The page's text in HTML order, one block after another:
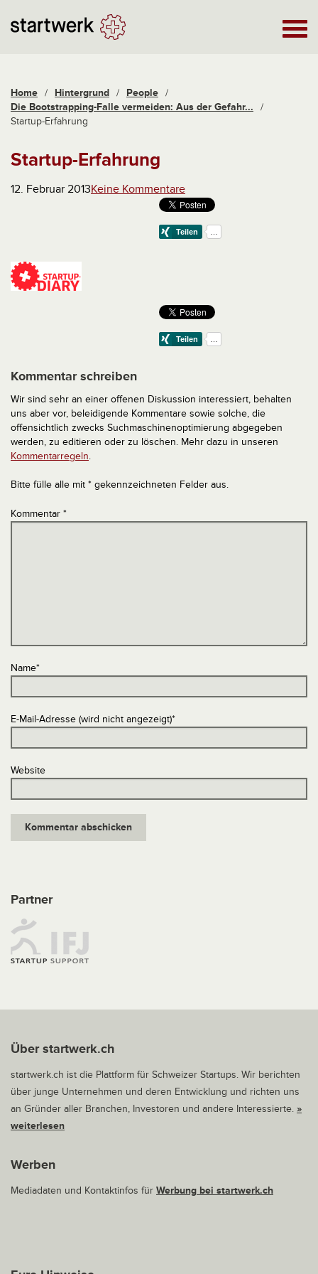
Home / Hintergrund / People /
Die Bootstrapping-Falle vermeiden: Aus der Gefahr...
/
Startup-Erfahrung
Startup-Erfahrung
12. Februar 2013Keine Kommentare
Kommentar schreiben
Wir sind sehr an einer offenen Diskussion interessiert, behalten
uns aber vor, beleidigende Kommentare sowie solche, die
offensichtlich zwecks Suchmaschinenoptimierung abgegeben
werden, zu editieren oder zu löschen. Mehr dazu in unseren
Kommentarregeln.
Bitte fülle alle mit * gekennzeichneten Felder aus.
Kommentar *
Name*
E-Mail-Adresse (wird nicht angezeigt)*
Website
Partner
Über startwerk.ch
startwerk.ch ist die Plattform für Schweizer Startups. Wir berichten
über junge Unternehmen und deren Entwicklung und richten uns
an Gründer aller Branchen, Investoren und andere Interessierte. »
weiterlesen
Werben
Mediadaten und Kontaktinfos für Werbung bei startwerk.ch